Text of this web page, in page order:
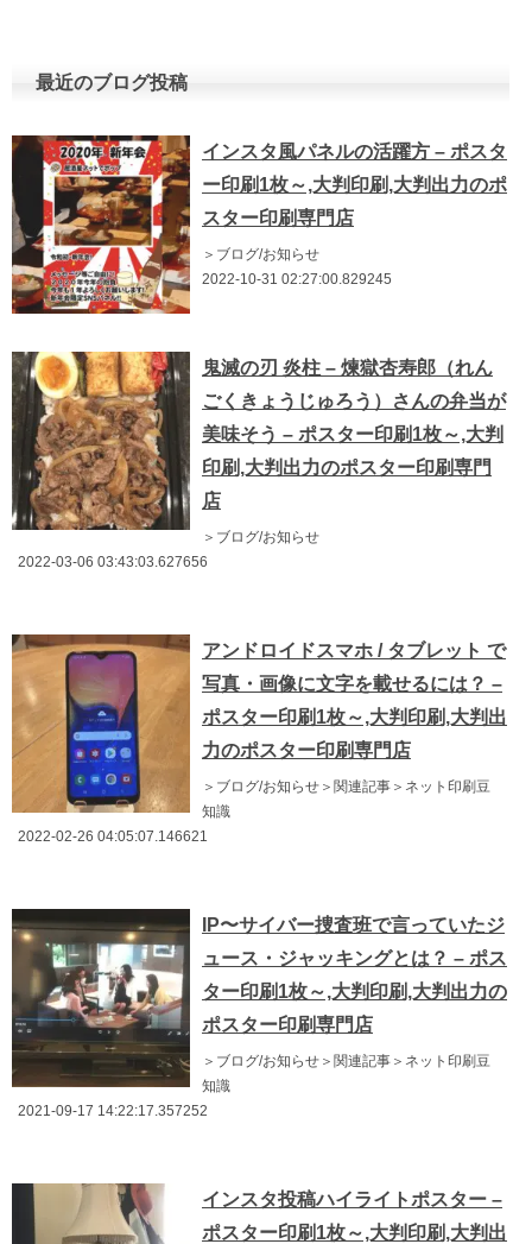
最近のブログ投稿
インスタ風パネルの活躍方 – ポスタ
ー印刷1枚～,大判印刷,大判出力のポ
スター印刷専門店
＞ブログ/お知らせ
2022-10-31 02:27:00.829245
鬼滅の刃 炎柱 – 煉獄杏寿郎（れん
ごくきょうじゅろう）さんの弁当が
美味そう – ポスター印刷1枚～,大判
印刷,大判出力のポスター印刷専門
店
＞ブログ/お知らせ
2022-03-06 03:43:03.627656
アンドロイドスマホ / タブレット で
写真・画像に文字を載せるには？ –
ポスター印刷1枚～,大判印刷,大判出
力のポスター印刷専門店
＞ブログ/お知らせ＞関連記事＞ネット印刷豆
知識
2022-02-26 04:05:07.146621
IP〜サイバー捜査班で言っていたジ
ュース・ジャッキングとは？ – ポス
ター印刷1枚～,大判印刷,大判出力の
ポスター印刷専門店
＞ブログ/お知らせ＞関連記事＞ネット印刷豆
知識
2021-09-17 14:22:17.357252
インスタ投稿ハイライトポスター –
ポスター印刷1枚～,大判印刷,大判出